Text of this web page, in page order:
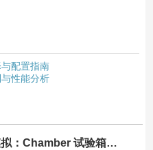
配置指南​
性能分析
：Chamber 试验箱技